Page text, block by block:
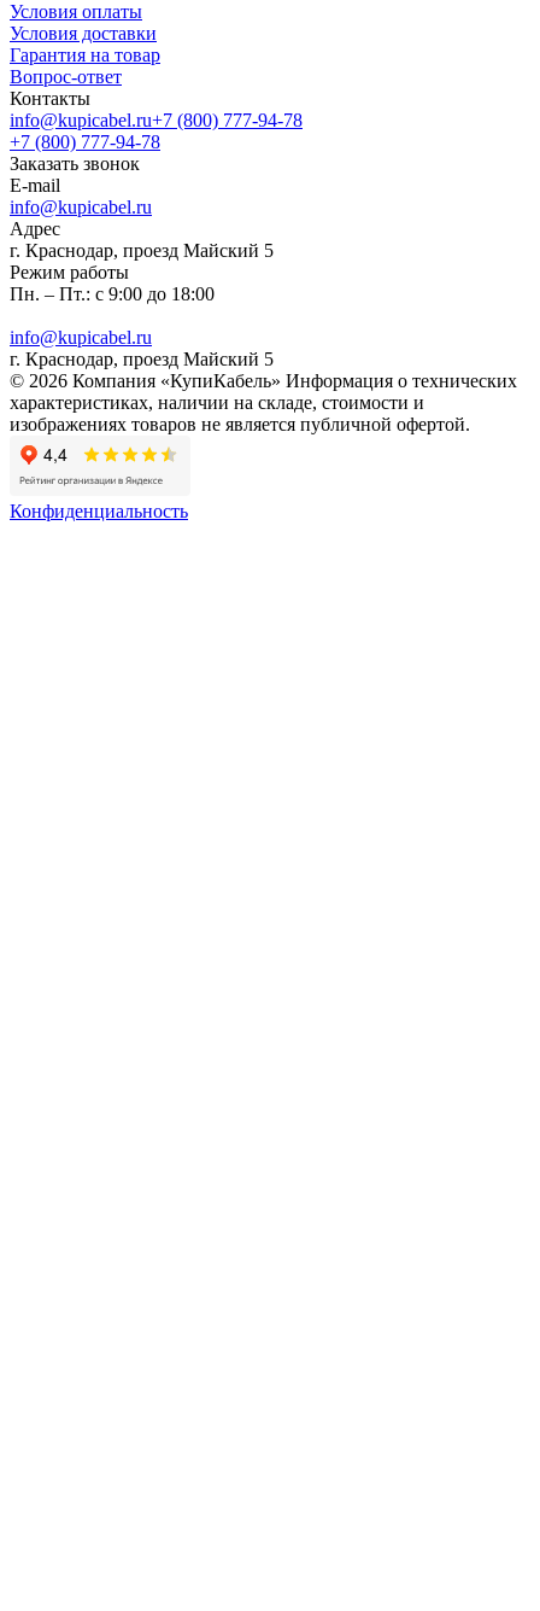
Условия оплаты
Условия доставки
Гарантия на товар
Вопрос-ответ
Контакты
info@kupicabel.ru+7 (800) 777-94-78
+7 (800) 777-94-78
Заказать звонок
E-mail
info@kupicabel.ru
Адрес
г. Краснодар, проезд Майский 5
Режим работы
Пн. – Пт.: с 9:00 до 18:00
info@kupicabel.ru
г. Краснодар, проезд Майский 5
© 2026 Компания «КупиКабель» Информация о технических
характеристиках, наличии на складе, стоимости и
изображениях товаров не является публичной офертой.
Конфиденциальность